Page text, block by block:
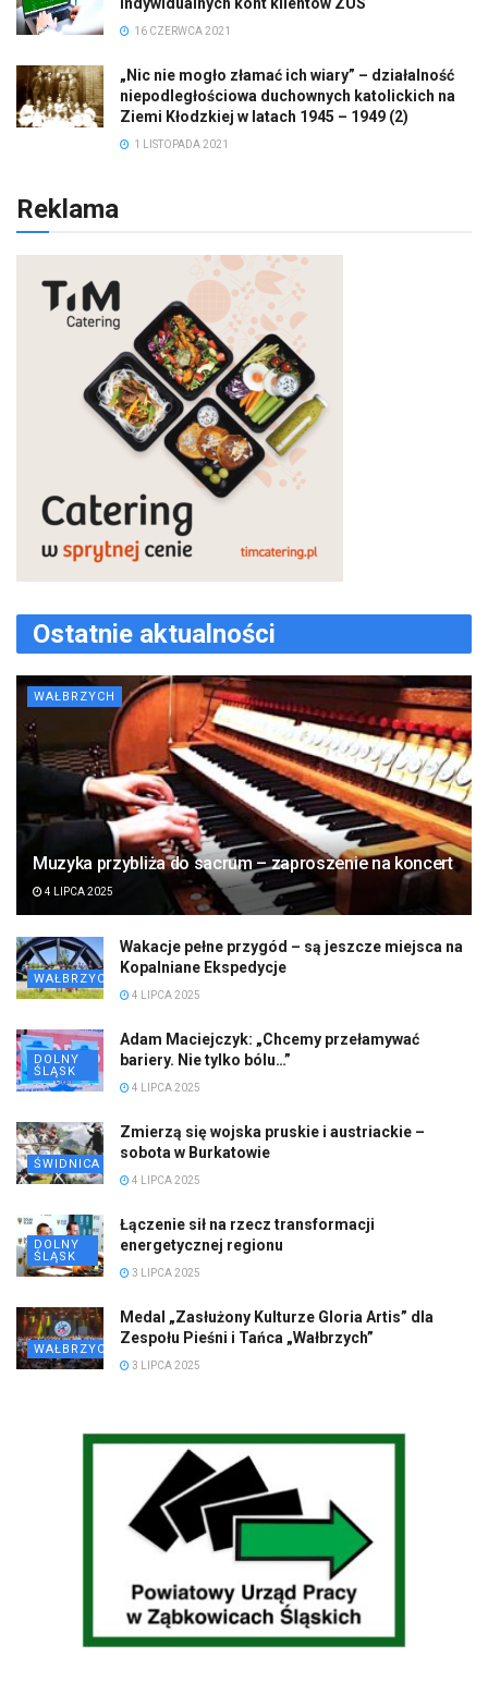
16 CZERWCA 2021
„Nic nie mogło złamać ich wiary” – działalność
niepodległościowa duchownych katolickich na
Ziemi Kłodzkiej w latach 1945 – 1949 (2)
1 LISTOPADA 2021
Reklama
Ostatnie aktualności
WAŁBRZYCH
Muzyka przybliża do sacrum – zaproszenie na koncert
4 LIPCA 2025
WAŁBRZYCH
Wakacje pełne przygód – są jeszcze miejsca na
Kopalniane Ekspedycje
4 LIPCA 2025
DOLNY
ŚLĄSK
Adam Maciejczyk: „Chcemy przełamywać
bariery. Nie tylko bólu…”
4 LIPCA 2025
ŚWIDNICA
Zmierzą się wojska pruskie i austriackie –
sobota w Burkatowie
4 LIPCA 2025
DOLNY
ŚLĄSK
Łączenie sił na rzecz transformacji
energetycznej regionu
3 LIPCA 2025
WAŁBRZYCH
Medal „Zasłużony Kulturze Gloria Artis” dla
Zespołu Pieśni i Tańca „Wałbrzych”
3 LIPCA 2025